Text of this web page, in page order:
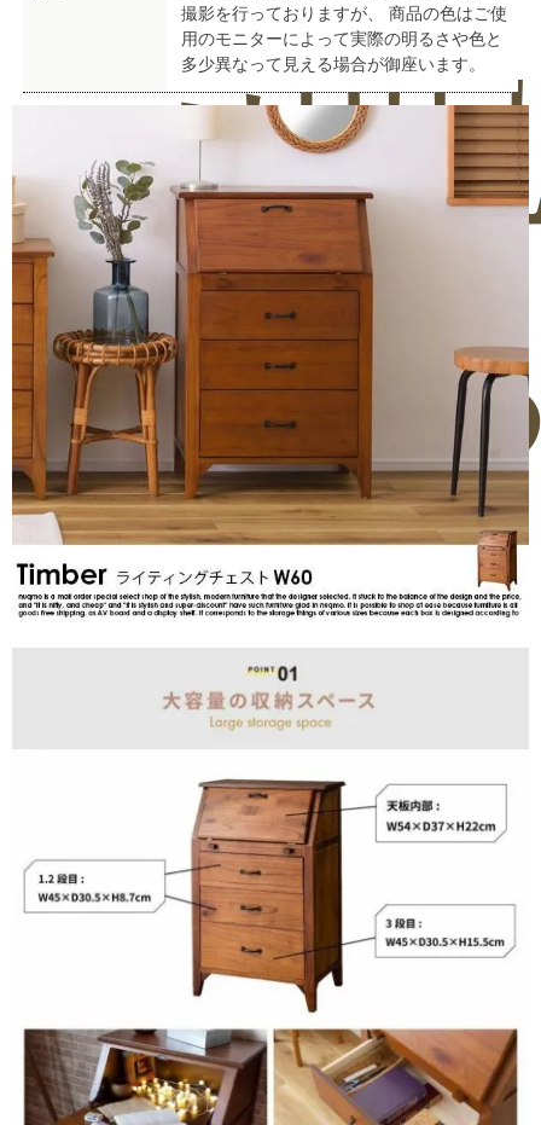
せ投
稿
撮影を行っておりますが、 商品の色はご使
用のモニターによって実際の明るさや色と
多少異なって見える場合が御座います。